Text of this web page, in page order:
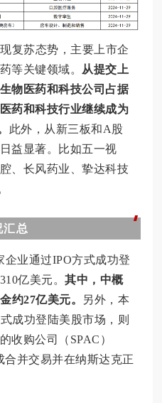
复苏态势，主要上市企
等关键领域。
从提交上
物医药和科技公司占据
药和科技行业继续成为
此外，从新三板和A股
益显著。比如五一视
、长风药业、挚达科技
汇总
企业通过IPO方式成功登
亿美元。其中，中概
约27亿美元。
另外，本
成功登陆美股市场，则
收购公司（SPAC）
合并交易并在纳斯达克正